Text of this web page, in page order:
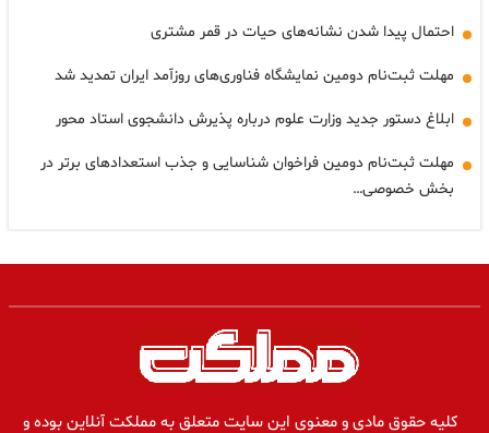
احتمال پیدا شدن نشانه‌های حیات در قمر مشتری
مهلت ثبت‌نام دومین نمایشگاه فناوری‌های روزآمد ایران تمدید شد
ابلاغ دستور جدید وزارت علوم درباره پذیرش دانشجوی استاد محور
مهلت ثبت‌نام دومین فراخوان شناسایی و جذب استعدادهای برتر در
بخش خصوصی…
کلیه حقوق مادی و معنوی این سایت متعلق به مملکت آنلاین بوده و